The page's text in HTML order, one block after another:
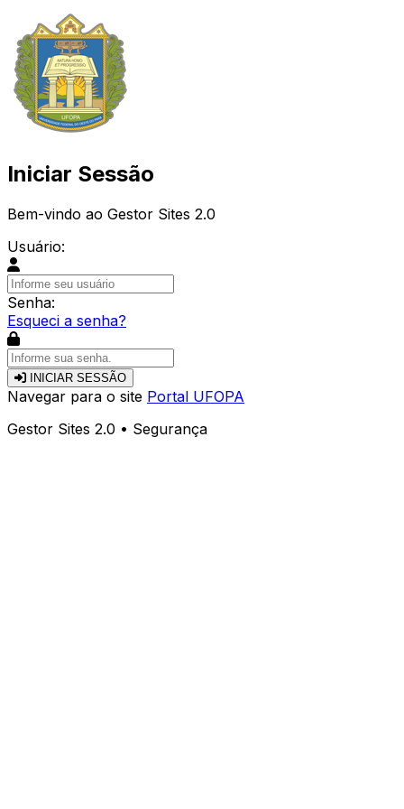
Iniciar Sessão
Bem-vindo ao Gestor Sites 2.0
Usuário:
Senha:
Esqueci a senha?
INICIAR SESSÃO
Navegar para o site Portal UFOPA
Gestor Sites 2.0 • Segurança